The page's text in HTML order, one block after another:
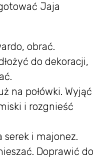
Jaja
obrać.
do dekoracji,
na połówki. Wyjąć
i rozgnieść
serek i majonez.
Doprawić do